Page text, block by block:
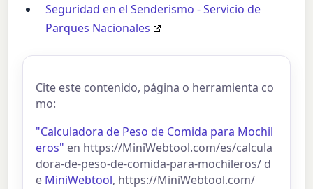
Seguridad en el Senderismo - Servicio de
Parques Nacionales
Cite este contenido, página o herramienta co
mo:
"Calculadora de Peso de Comida para Mochil
eros" en https://MiniWebtool.com/es/calcula
dora-de-peso-de-comida-para-mochileros/ d
e MiniWebtool, https://MiniWebtool.com/